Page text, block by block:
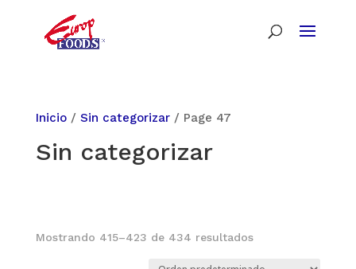
Inicio/ Sin categorizar/ Page 47
Sin categorizar
Mostrando 415–423 de 434 resultados